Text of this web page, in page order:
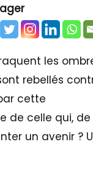
les
rebellés
cette
de celle qui, de
un avenir ?